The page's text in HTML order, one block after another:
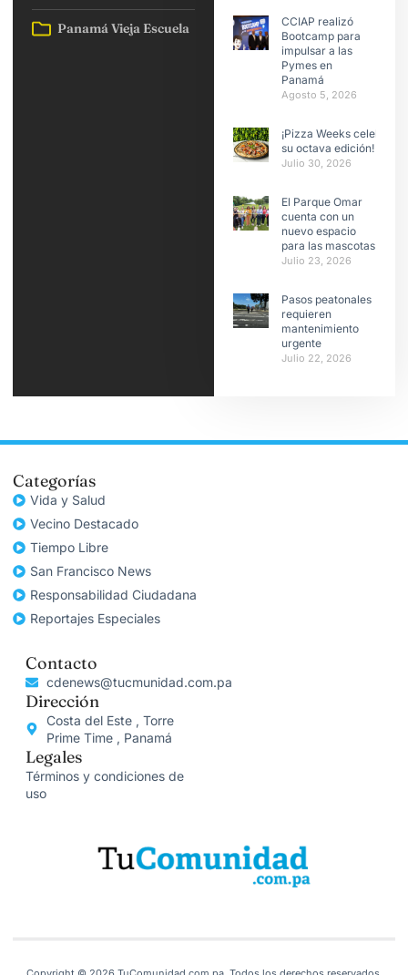
Panamá Vieja Escuela
CCIAP realizó
Bootcamp para
impulsar a las
Pymes en
Panamá
Agosto 5, 2026
¡Pizza Weeks celebra
su octava edición!
Julio 30, 2026
El Parque Omar
cuenta con un
nuevo espacio
para las mascotas
Julio 23, 2026
Pasos peatonales
requieren
mantenimiento
urgente
Julio 22, 2026
Categorías
Vida y Salud
Vecino Destacado
Tiempo Libre
San Francisco News
Responsabilidad Ciudadana
Reportajes Especiales
Contacto
cdenews@tucmunidad.com.pa
Dirección
Costa del Este , Torre
Prime Time , Panamá
Legales
Términos y condiciones de
uso